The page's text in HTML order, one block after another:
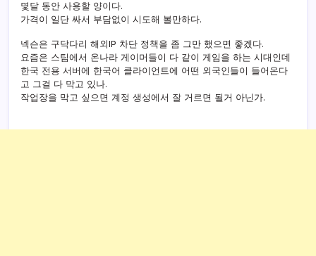
몇달 동안 사용할 양이다.
가격이 일단 싸서 부담없이 시도해 볼만하다.
넥슨은 구닥다리 해외IP 차단 정책을 좀 그만 했으면 좋겠다.
요즘은 스팀에서 온나라 게이머들이 다 같이 게임을 하는 시대인데
한국 전용 서버에 한국어 클라이언트에 어떤 외국인들이 들어온다
고 그걸 다 막고 있나.
작업장을 막고 싶으면 계정 생성에서 잘 거르면 될거 아닌가.